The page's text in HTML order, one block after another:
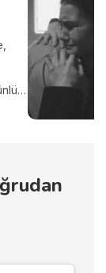
bu
Bu
bu